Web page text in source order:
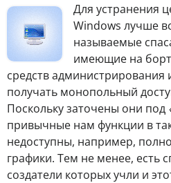
Для устранения
Windows лучше
называемые
имеющие на
средств
получать монопольный
Поскольку заточены они под
привычные нам функции в
недоступны, например,
графики. Тем не менее, есть
создатели которых учли и